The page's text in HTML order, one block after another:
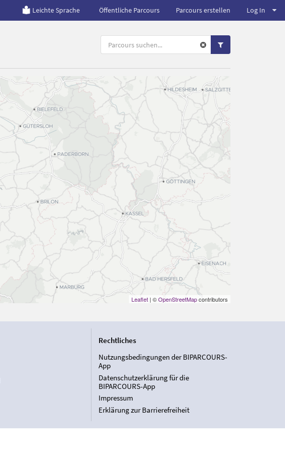
Leichte Sprache Öffentliche Parcours Parcours erstellen Log In
Leaflet| ©OpenStreetMapcontributors
Rechtliches
Nutzungsbedingungen der BIPARCOURS-
App
Datenschutzerklärung für die
BIPARCOURS-App
Impressum
Erklärung zur Barrierefreiheit